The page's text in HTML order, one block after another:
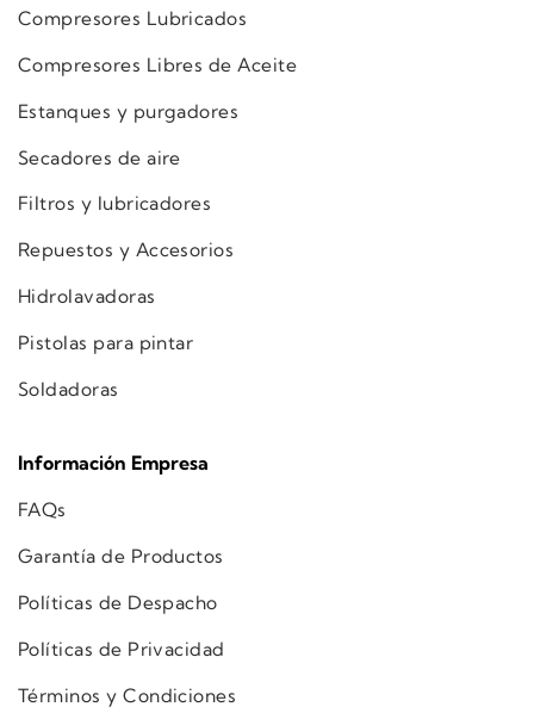
Compresores Lubricados
Compresores Libres de Aceite
Estanques y purgadores
Secadores de aire
Filtros y lubricadores
Repuestos y Accesorios
Hidrolavadoras
Pistolas para pintar
Soldadoras
Información Empresa
FAQs
Garantía de Productos
Políticas de Despacho
Políticas de Privacidad
Términos y Condiciones